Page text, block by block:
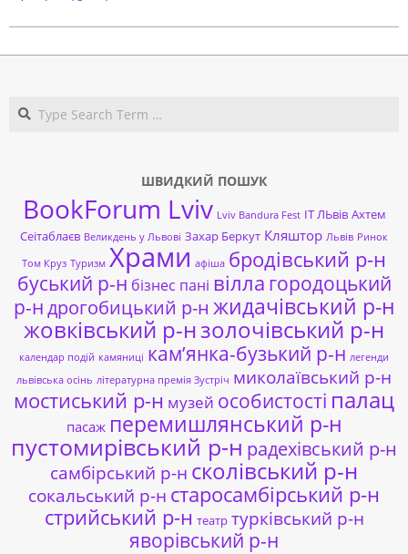
ШВИДКИЙ ПОШУК
BookForum Lviv Lviv Bandura Fest ІТ ЛЬвів Ахтем
Сеітаблаєв Великдень у Львові Захар Беркут Кляштор Львів Ринок
Том Круз Туризм Храми афіша бродівський р-н
буський р-н бізнес пані вілла городоцький
р-ндрогобицький р-н жидачівський р-н
жовківський р-нзолочівський р-н
календар подій камяниці кам’янка-бузький р-н легенди
львівська осінь літературна премія Зустріч миколаївський р-н
мостиський р-н музей особистості палац
пасаж перемишлянський р-н
пустомирівський р-н радехівський р-н
самбірський р-н сколівський р-н
сокальський р-н старосамбірський р-н
стрийський р-н театр турківський р-н
яворівський р-н